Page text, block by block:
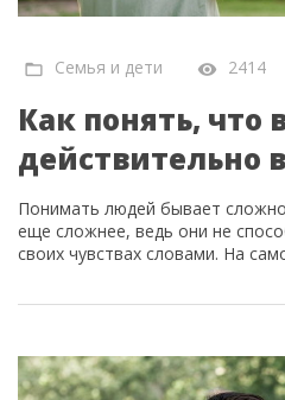
Семья и дети 2414
Как понять, что
действительно
Понимать людей бывает
еще сложнее, ведь они не
своих чувствах словами. На